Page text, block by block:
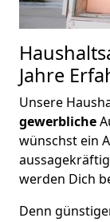
Jahre
Unsere
gewerbliche
wünschst ein
werden Dich
Denn